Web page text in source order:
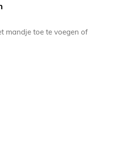
mandje toe te voegen of